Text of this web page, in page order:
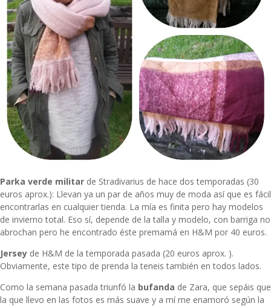
Parka verde militar de Stradivarius de hace dos temporadas (30
euros aprox.): Llevan ya un par de años muy de moda así que es fácil
encontrarlas en cualquier tienda. La mía es finita pero hay modelos
de invierno total. Eso sí, depende de la talla y modelo, con barriga no
abrochan pero he encontrado éste premamá en H&M por 40 euros.
Jersey de H&M de la temporada pasada (20 euros aprox. ).
Obviamente, este tipo de prenda la teneis también en todos lados.
Como la semana pasada triunfó la bufanda de Zara, que sepáis que
la que llevo en las fotos es más suave y a mí me enamoró según la